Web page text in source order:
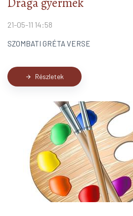
21-05-11 14:58
SZOMBATI GRÉTA VERSE
arrow_forward Részletek